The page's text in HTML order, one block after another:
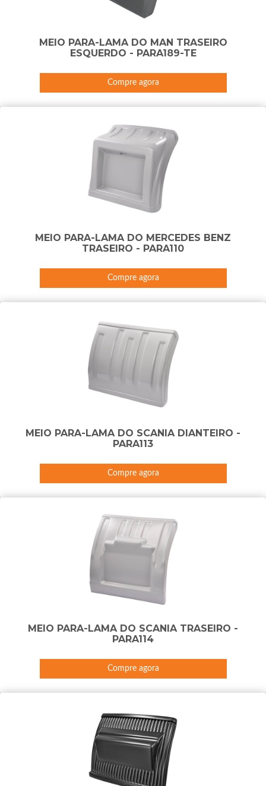
MEIO PARA-LAMA DO MAN TRASEIRO
ESQUERDO - PARA189-TE
Compre agora
MEIO PARA-LAMA DO MERCEDES BENZ
TRASEIRO - PARA110
Compre agora
MEIO PARA-LAMA DO SCANIA DIANTEIRO -
PARA113
Compre agora
MEIO PARA-LAMA DO SCANIA TRASEIRO -
PARA114
Compre agora